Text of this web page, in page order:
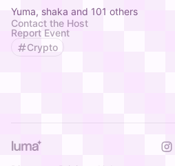
Yuma, shaka and 101 others
Contact the Host
Report Event
Crypto